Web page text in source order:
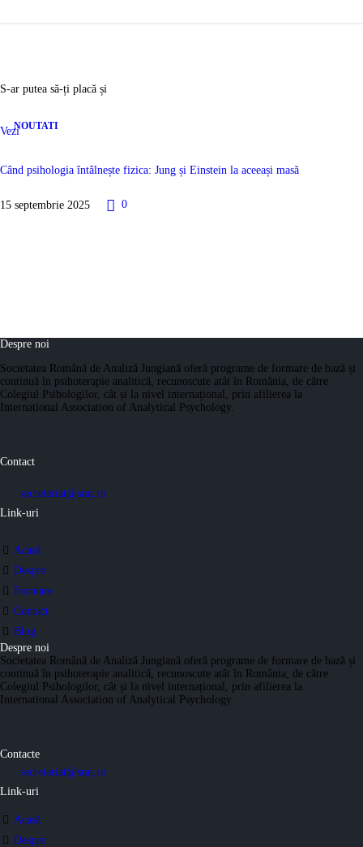
S-ar putea să-ți placă și
VeziNOUTATI
Când psihologia întâlnește fizica: Jung și Einstein la aceeași masă
15 septembrie 2025 0
Despre noi
Societatea Română de Analiză Jungiană oferă programe de formare de bază și
continuă în psihoterapie analitică, recunoscute atât în România, de către
Colegiul Psihologilor, cât și la nivel internațional, prin afilierea la
International Association of Analytical Psychology.
Contact
secretariat@sraj.ro
Link-uri
Acasă
Despre
Formare
Contact
Blog
Despre noi
Societatea Română de Analiză Jungiană oferă programe de formare de bază și
continuă în psihoterapie analitică, recunoscute atât în România, de către
Colegiul Psihologilor, cât și la nivel internațional, prin afilierea la
International Association of Analytical Psychology.
Contacte
secretariat@sraj.ro
Link-uri
Acasă
Despre